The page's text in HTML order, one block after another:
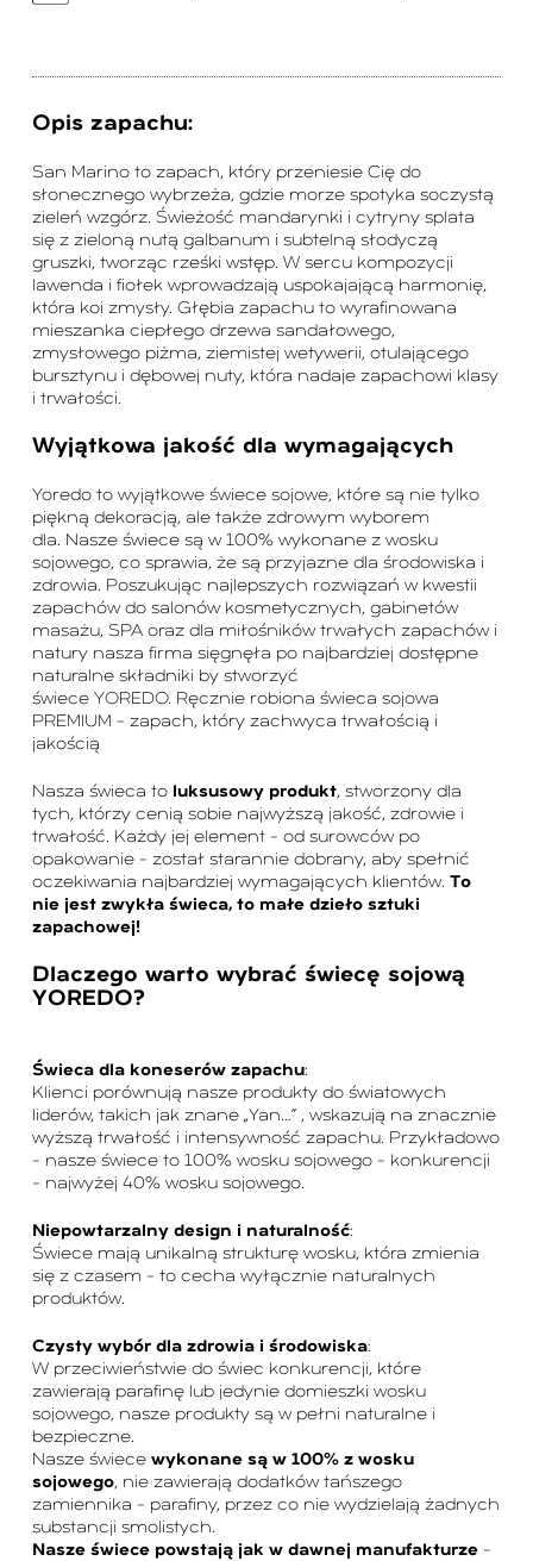
Opis zapachu:
San Marino to zapach, który przeniesie Cię do
słonecznego wybrzeża, gdzie morze spotyka soczystą
zieleń wzgórz. Świeżość mandarynki i cytryny splata
się z zieloną nutą galbanum i subtelną słodyczą
gruszki, tworząc rześki wstęp. W sercu kompozycji
lawenda i fiołek wprowadzają uspokajającą harmonię,
która koi zmysły. Głębia zapachu to wyrafinowana
mieszanka ciepłego drzewa sandałowego,
zmysłowego piżma, ziemistej wetywerii, otulającego
bursztynu i dębowej nuty, która nadaje zapachowi klasy
i trwałości.
Wyjątkowa jakość dla wymagających
Yoredo to wyjątkowe świece sojowe, które są nie tylko
piękną dekoracją, ale także zdrowym wyborem
dla. Nasze świece są w 100% wykonane z wosku
sojowego, co sprawia, że są przyjazne dla środowiska i
zdrowia. Poszukując najlepszych rozwiązań w kwestii
zapachów do salonów kosmetycznych, gabinetów
masażu, SPA oraz dla miłośników trwałych zapachów i
natury nasza firma sięgnęła po najbardziej dostępne
naturalne składniki by stworzyć
świece YOREDO. Ręcznie robiona świeca sojowa
PREMIUM – zapach, który zachwyca trwałością i
jakością
Nasza świeca toluksusowy produkt, stworzony dla
tych, którzy cenią sobie najwyższą jakość, zdrowie i
trwałość. Każdy jej element – od surowców po
opakowanie – został starannie dobrany, aby spełnić
oczekiwania najbardziej wymagających klientów. To
nie jest zwykła świeca, to małe dzieło sztuki
zapachowej!
Dlaczego warto wybrać świecę sojową
YOREDO?
Świeca dla koneserów zapachu:
Klienci porównują nasze produkty do światowych
liderów, takich jak znane „Yan…” , wskazują na znacznie
wyższą trwałość i intensywność zapachu. Przykładowo
– nasze świece to 100% wosku sojowego – konkurencji
– najwyżej 40% wosku sojowego.
Niepowtarzalny design i naturalność:
Świece mają unikalną strukturę wosku, która zmienia
się z czasem – to cecha wyłącznie naturalnych
produktów.
Czysty wybór dla zdrowia i środowiska:
W przeciwieństwie do świec konkurencji, które
zawierają parafinę lub jedynie domieszki wosku
sojowego, nasze produkty są w pełni naturalne i
bezpieczne.
Nasze świece wykonane są w 100% z wosku
sojowego, nie zawierają dodatków tańszego
zamiennika – parafiny, przez co nie wydzielają żadnych
substancji smolistych.
Nasze świece powstają jak w dawnej manufakturze–